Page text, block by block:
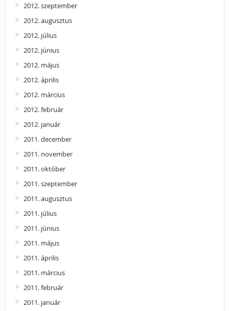
2012. szeptember
2012. augusztus
2012. július
2012. június
2012. május
2012. április
2012. március
2012. február
2012. január
2011. december
2011. november
2011. október
2011. szeptember
2011. augusztus
2011. július
2011. június
2011. május
2011. április
2011. március
2011. február
2011. január